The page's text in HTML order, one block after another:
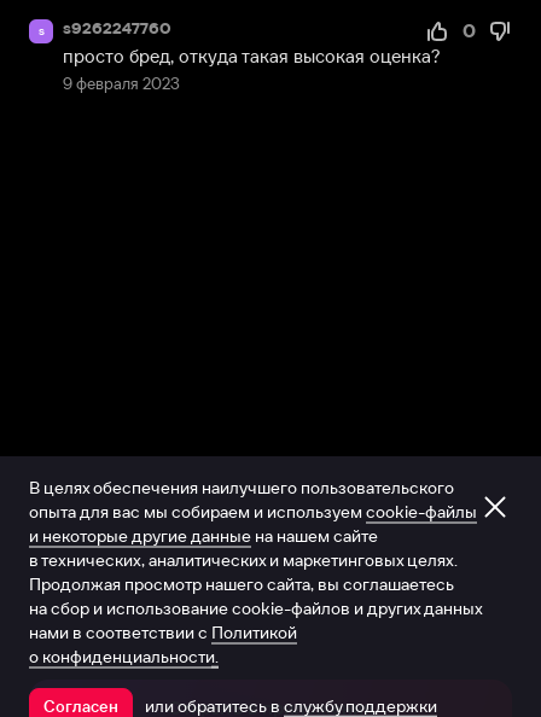
s s9262247760
9 февраля 2023
0
просто бред, откуда такая высокая оценка?
Открыть в приложении
В целях обеспечения наилучшего пользовательского
опыта для вас мы собираем и используем cookie-файлы
и некоторые другие данные на нашем сайте
в технических, аналитических и маркетинговых целях.
Продолжая просмотр нашего сайта, вы соглашаетесь
на сбор и использование cookie-файлов и других данных
нами в соответствии с Политикой
о конфиденциальности.
Согласен или обратитесь в службу поддержки